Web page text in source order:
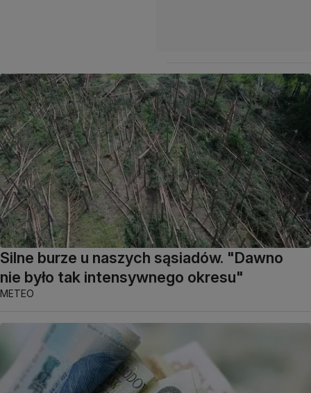
Silne burze u naszych sąsiadów. "Dawno
nie było tak intensywnego okresu"
METEO